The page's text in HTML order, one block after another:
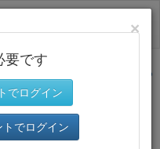
サイトトップに戻る
ロードでき、快適な動画
×
要です
でログイン
でログイン